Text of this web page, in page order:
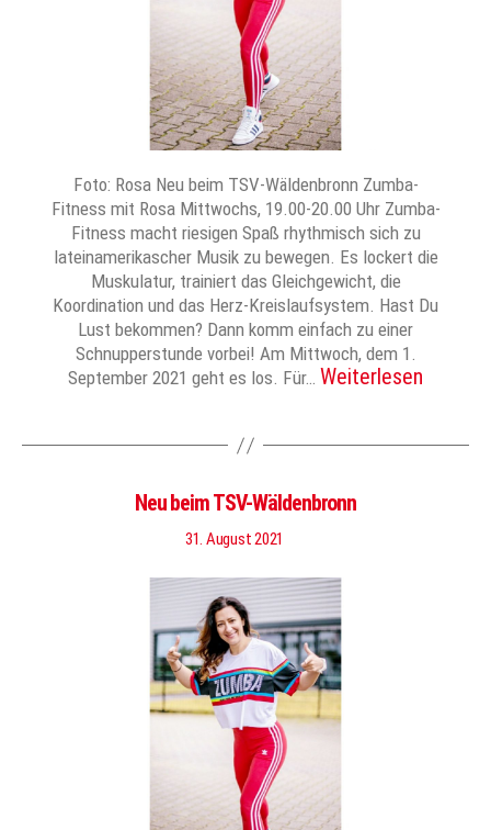
Foto: Rosa Neu beim TSV-Wäldenbronn Zumba-
Fitness mit Rosa Mittwochs, 19.00-20.00 Uhr Zumba-
Fitness macht riesigen Spaß rhythmisch sich zu
lateinamerikascher Musik zu bewegen. Es lockert die
Muskulatur, trainiert das Gleichgewicht, die
Koordination und das Herz-Kreislaufsystem. Hast Du
Lust bekommen? Dann komm einfach zu einer
Schnupperstunde vorbei! Am Mittwoch, dem 1.
September 2021 geht es los. Für… Weiterlesen
Neu beim TSV-Wäldenbronn
31. August 2021